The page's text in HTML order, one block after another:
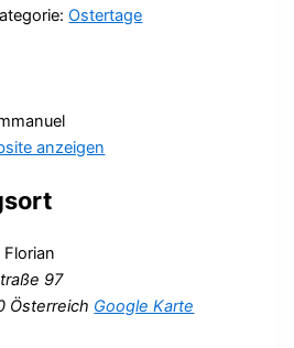
Ostertage
anzeigen
Florian
97
Österreich Google Karte